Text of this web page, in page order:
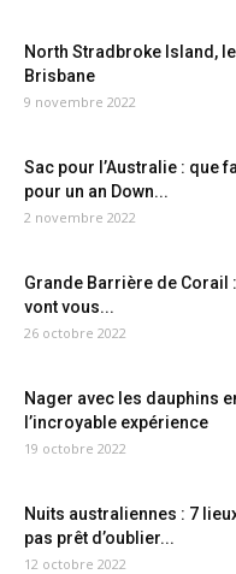
North Stradbroke Island,
Brisbane
9 novembre 2022
Sac pour l’Australie : que
pour un an Down...
2 novembre 2022
Grande Barrière de Corail
vont vous...
26 octobre 2022
Nager avec les dauphins
l’incroyable expérience
19 octobre 2022
Nuits australiennes : 7
pas prêt d’oublier...
12 octobre 2022